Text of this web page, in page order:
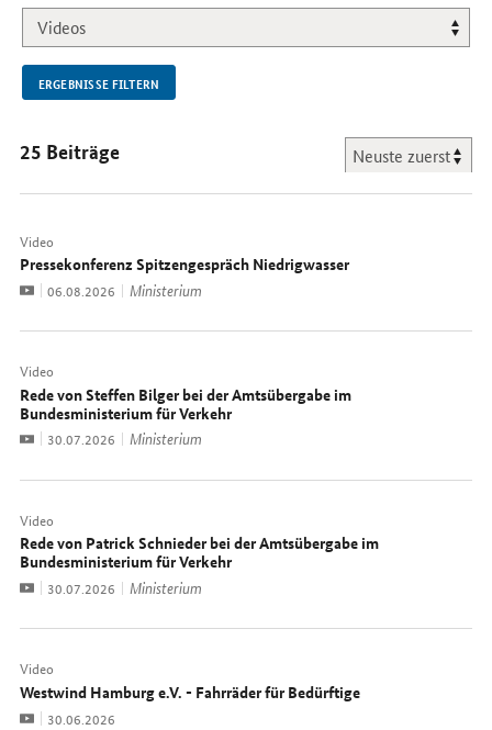
NEU.
ERGEBNISSE FILTERN
25 Beiträge
Video
Pressekonferenz Spitzengespräch Niedrigwasser
VideoDatum:
06.08.2026 Ministerium
Video
Rede von Steffen Bilger bei der Amtsübergabe im
Bundesministerium für Verkehr
VideoDatum:
30.07.2026 Ministerium
Video
Rede von Patrick Schnieder bei der Amtsübergabe im
Bundesministerium für Verkehr
VideoDatum:
30.07.2026 Ministerium
Video
Westwind Hamburg e.V. - Fahrräder für Bedürftige
VideoDatum:
30.06.2026